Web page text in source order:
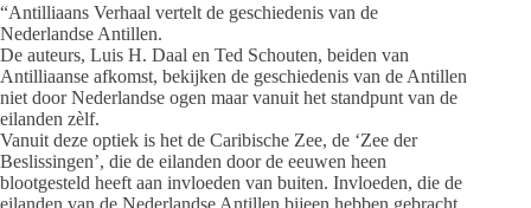
“Antilliaans Verhaal vertelt de geschiedenis van de
Nederlandse Antillen.
De auteurs, Luis H. Daal en Ted Schouten, beiden van
Antilliaanse afkomst, bekijken de geschiedenis van de Antillen
niet door Nederlandse ogen maar vanuit het standpunt van de
eilanden zèlf.
Vanuit deze optiek is het de Caribische Zee, de ‘Zee der
Beslissingen’, die de eilanden door de eeuwen heen
blootgesteld heeft aan invloeden van buiten. Invloeden, die de
eilanden van de Nederlandse Antillen bijeen hebben gebracht